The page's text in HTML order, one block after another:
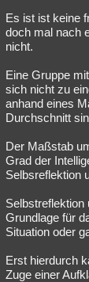
Es ist ist keine
doch mal nach
nicht.
Eine Gruppe
sich nicht zu
anhand eines
Durchschnitt
Der Maßstab
Grad der
Selbsreflektion
Selbstreflektion
Grundlage für
Situation oder
Erst hierdurch
Zuge einer